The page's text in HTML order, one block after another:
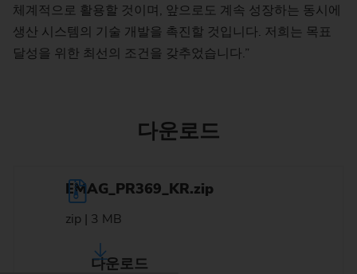
체계적으로 활용할 것이며, 앞으로도 계속 성장하는 동시에
생산 시스템의 기술 개발을 촉진할 것입니다. 저희는 목표
달성을 위한 최선의 조건을 갖추었습니다.”
다운로드
EMAG_PR369_KR.zip
zip | 3 MB
다운로드